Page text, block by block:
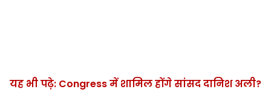
यह भी पढ़े: Congress में शामिल होंगे सांसद दानिश अली?